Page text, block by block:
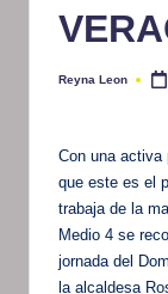
Publicado
Reyna Leon
Con una activa
que este es el
trabaja de la
Medio 4 se
jornada del
la alcaldesa